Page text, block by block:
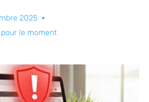
2025
le moment